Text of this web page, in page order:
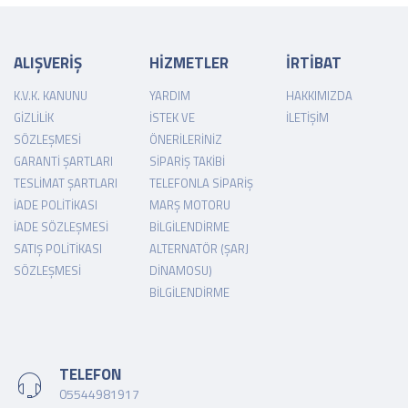
ALIŞVERİŞ
K.V.K. KANUNU
GIZLILIK
SÖZLEŞMESI
GARANTI ŞARTLARI
TESLIMAT ŞARTLARI
İADE POLITIKASI
İADE SÖZLEŞMESI
SATIŞ POLITIKASI
SÖZLEŞMESI
HİZMETLER
YARDIM
İSTEK VE
ÖNERILERINIZ
SIPARIŞ TAKIBI
TELEFONLA SIPARIŞ
MARŞ MOTORU
BILGILENDIRME
ALTERNATÖR (ŞARJ
DINAMOSU)
BILGILENDIRME
İRTİBAT
HAKKIMIZDA
İLETIŞIM
TELEFON
05544981917